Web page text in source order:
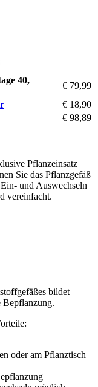
40,
€ 79,99
€ 18,90
€ 98,89
Pflanzeinsatz
Sie das Pflanzgefäß
und Auswechseln
vereinfacht.
bildet
Bepflanzung.
oder am Pflanztisch